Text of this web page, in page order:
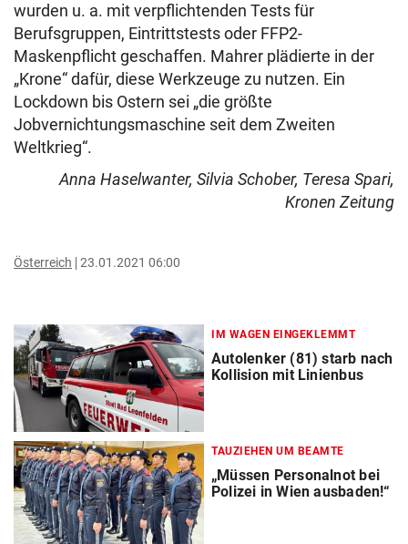
wurden u. a. mit verpflichtenden Tests für
Berufsgruppen, Eintrittstests oder FFP2-
Maskenpflicht geschaffen. Mahrer plädierte in der
„Krone“ dafür, diese Werkzeuge zu nutzen. Ein
Lockdown bis Ostern sei „die größte
Jobvernichtungsmaschine seit dem Zweiten
Weltkrieg“.
Anna Haselwanter, Silvia Schober, Teresa Spari,
Kronen Zeitung
Österreich 23.01.2021 06:00
IM WAGEN EINGEKLEMMT
Autolenker (81) starb nach
Kollision mit Linienbus
TAUZIEHEN UM BEAMTE
„Müssen Personalnot bei
Polizei in Wien ausbaden!“